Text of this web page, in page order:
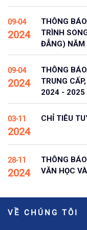
09-04
2024
THÔNG
TRÌNH
ĐẲNG) NĂM
09-04
2024
THÔNG
TRUNG
2024 - 2025
03-11
2024
CHỈ TIÊU
28-11
2024
THÔNG
VĂN HỌC
VỀ CHÚNG TÔI